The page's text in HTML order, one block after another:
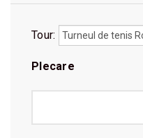
Tour:
Plecare